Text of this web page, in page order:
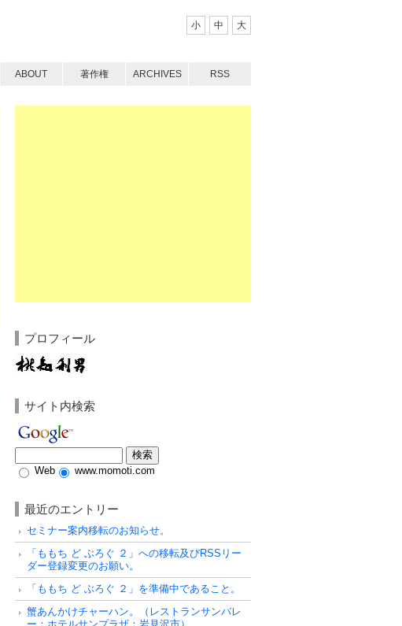
ABOUT 著作権 ARCHIVES RSS
小 中 大
プロフィール
サイト内検索
Web www.momoti.com
最近のエントリー
セミナー案内移転のお知らせ。
「ももち ど ぶろぐ ２」への移転及びRSSリー
ダー登録変更のお願い。
「ももち ど ぶろぐ ２」を準備中であること。
蟹あんかけチャーハン。（レストランサンバレ